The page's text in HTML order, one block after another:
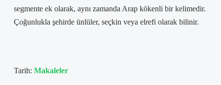
segmente ek olarak, aynı zamanda Arap kökenli bir kelimedir.
Çoğunlukla şehirde ünlüler, seçkin veya elrefi olarak bilinir.
Tarih: Makaleler